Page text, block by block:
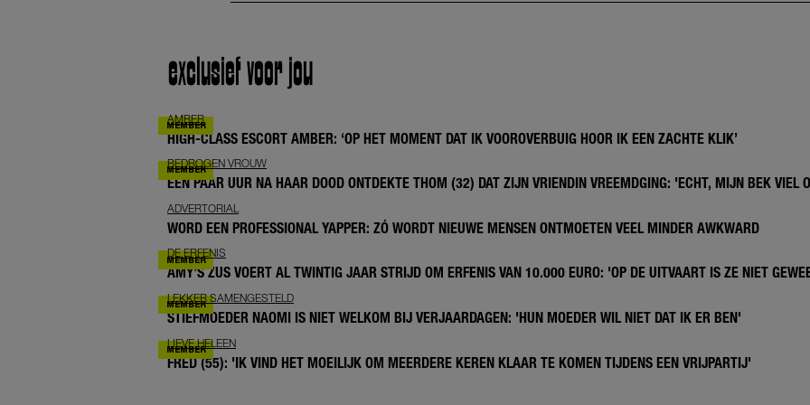
exclusief voor jou
AMBER
HIGH-CLASS ESCORT AMBER: ‘OP HET MOMENT DAT IK VOOROVERBUIG HOOR IK EEN ZACHTE KLIK’
BEDROGEN VROUW
EEN PAAR UUR NA HAAR DOOD ONTDEKTE THOM (32) DAT ZIJN VRIENDIN VREEMDGING: 'ECHT, MIJN BEK VIEL
ADVERTORIAL
WORD EEN PROFESSIONAL YAPPER: ZÓ WORDT NIEUWE MENSEN ONTMOETEN VEEL MINDER AWKWARD
DE ERFENIS
AMY’S ZUS VOERT AL TWINTIG JAAR STRIJD OM ERFENIS VAN 10.000 EURO: 'OP DE UITVAART IS ZE NIET
LEKKER SAMENGESTELD
STIEFMOEDER NAOMI IS NIET WELKOM BIJ VERJAARDAGEN: 'HUN MOEDER WIL NIET DAT IK ER BEN'
LIEVE HELEEN
FRED (55): 'IK VIND HET MOEILIJK OM MEERDERE KEREN KLAAR TE KOMEN TIJDENS EEN VRIJPARTIJ'